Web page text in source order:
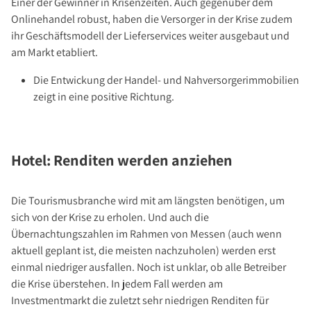
Onlinehandel robust, haben die Versorger in der Krise zudem
ihr Geschäftsmodell der Lieferservices weiter ausgebaut und
am Markt etabliert.
Die Entwickung der Handel- und Nahversorgerimmobilien
zeigt in eine positive Richtung.
Hotel: Renditen werden anziehen
Die Tourismusbranche wird mit am längsten benötigen, um
sich von der Krise zu erholen. Und auch die
Übernachtungszahlen im Rahmen von Messen (auch wenn
aktuell geplant ist, die meisten nachzuholen) werden erst
einmal niedriger ausfallen. Noch ist unklar, ob alle Betreiber
die Krise überstehen. In jedem Fall werden am
Investmentmarkt die zuletzt sehr niedrigen Renditen für